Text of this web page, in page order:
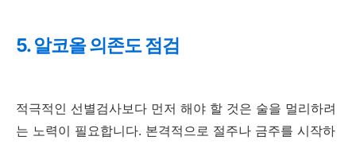
5. 알코올 의존도 점검
적극적인 선별검사보다 먼저 해야 할 것은 술을 멀리하려
는 노력이 필요합니다. 본격적으로 절주나 금주를 시작하